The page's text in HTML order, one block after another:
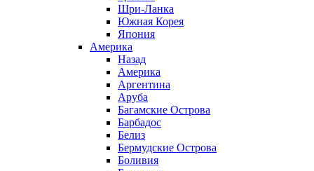
Шри-Ланка
Южная Корея
Япония
Америка
Назад
Америка
Аргентина
Аруба
Багамские Острова
Барбадос
Белиз
Бермудские Острова
Боливия